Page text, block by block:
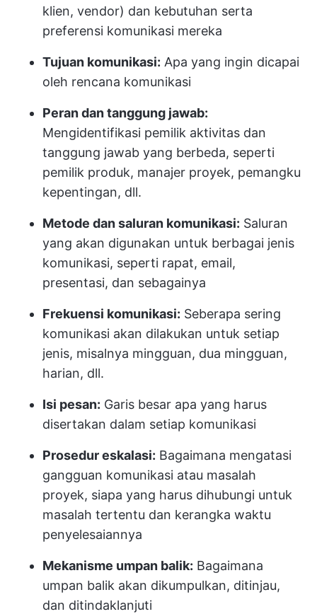
klien, vendor) dan kebutuhan serta
preferensi komunikasi mereka
Tujuan komunikasi: Apa yang ingin dicapai
oleh rencana komunikasi
Peran dan tanggung jawab:
Mengidentifikasi pemilik aktivitas dan
tanggung jawab yang berbeda, seperti
pemilik produk, manajer proyek, pemangku
kepentingan, dll.
Metode dan saluran komunikasi: Saluran
yang akan digunakan untuk berbagai jenis
komunikasi, seperti rapat, email,
presentasi, dan sebagainya
Frekuensi komunikasi: Seberapa sering
komunikasi akan dilakukan untuk setiap
jenis, misalnya mingguan, dua mingguan,
harian, dll.
Isi pesan: Garis besar apa yang harus
disertakan dalam setiap komunikasi
Prosedur eskalasi: Bagaimana mengatasi
gangguan komunikasi atau masalah
proyek, siapa yang harus dihubungi untuk
masalah tertentu dan kerangka waktu
penyelesaiannya
Mekanisme umpan balik: Bagaimana
umpan balik akan dikumpulkan, ditinjau,
dan ditindaklanjuti